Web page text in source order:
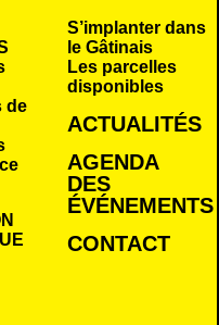
de
S’implanter dans
le Gâtinais
Les parcelles
disponibles
ACTUALITÉS
AGENDA
DES
ÉVÉNEMENTS
CONTACT